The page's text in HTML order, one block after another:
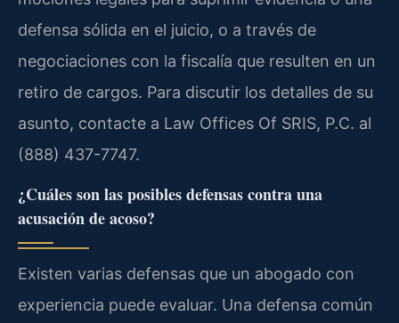
defensa sólida en el juicio, o a través de
negociaciones con la fiscalía que resulten en un
retiro de cargos. Para discutir los detalles de su
asunto, contacte a Law Offices Of SRIS, P.C. al
(888) 437-7747.
¿Cuáles son las posibles defensas contra una
acusación de acoso?
Existen varias defensas que un abogado con
experiencia puede evaluar. Una defensa común